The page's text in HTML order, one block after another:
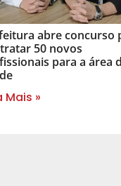
abre concurso
50 novos
para a área
Mais »